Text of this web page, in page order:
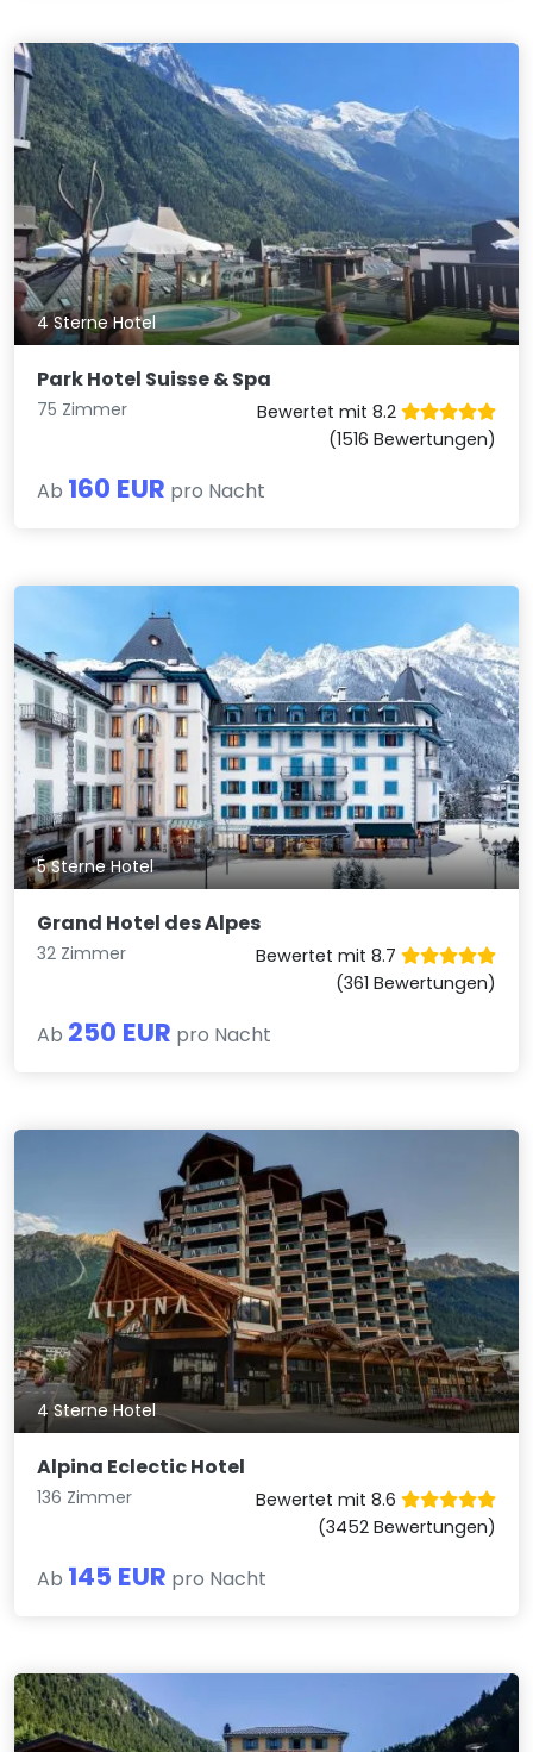
4 Sterne Hotel
Park Hotel Suisse & Spa
75 Zimmer
Bewertet mit 8.2
(1516 Bewertungen)
Ab 160 EUR pro Nacht
5 Sterne Hotel
Grand Hotel des Alpes
32 Zimmer
Bewertet mit 8.7
(361 Bewertungen)
Ab 250 EUR pro Nacht
4 Sterne Hotel
Alpina Eclectic Hotel
136 Zimmer
Bewertet mit 8.6
(3452 Bewertungen)
Ab 145 EUR pro Nacht